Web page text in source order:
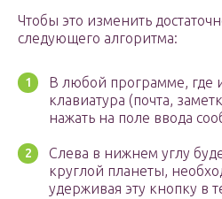
Чтобы это изменить
следующего алгоритма:
В любой программе, где
клавиатура (почта,
нажать на поле ввода
Слева в нижнем углу
круглой планеты,
удерживая эту кнопку в